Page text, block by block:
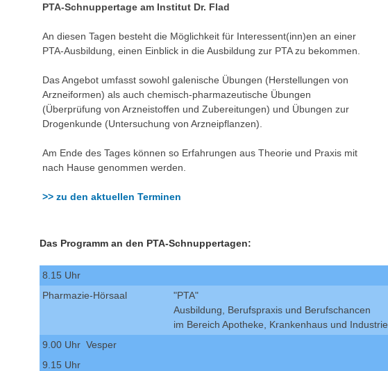
PTA-Schnuppertage am Institut Dr. Flad
An diesen Tagen besteht die Möglichkeit für Interessent(inn)en an einer
PTA-Ausbildung, einen Einblick in die Ausbildung zur PTA zu bekommen.
Das Angebot umfasst sowohl galenische Übungen (Herstellungen von
Arzneiformen) als auch chemisch-pharmazeutische Übungen
(Überprüfung von Arzneistoffen und Zubereitungen) und Übungen zur
Drogenkunde (Untersuchung von Arzneipflanzen).
Am Ende des Tages können so Erfahrungen aus Theorie und Praxis mit
nach Hause genommen werden.
>> zu den aktuellen Terminen
Das Programm an den PTA-Schnuppertagen:
8.15 Uhr
Pharmazie-Hörsaal
"PTA"
Ausbildung, Berufspraxis und Berufschancen
im Bereich Apotheke, Krankenhaus und Industrie
9.00 Uhr Vesper
9.15 Uhr